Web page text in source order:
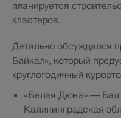
планируется
кластеров.
Детально обсуждался
Байкал», который
круглогодичный
«Белая Дюна» —
Калининградская